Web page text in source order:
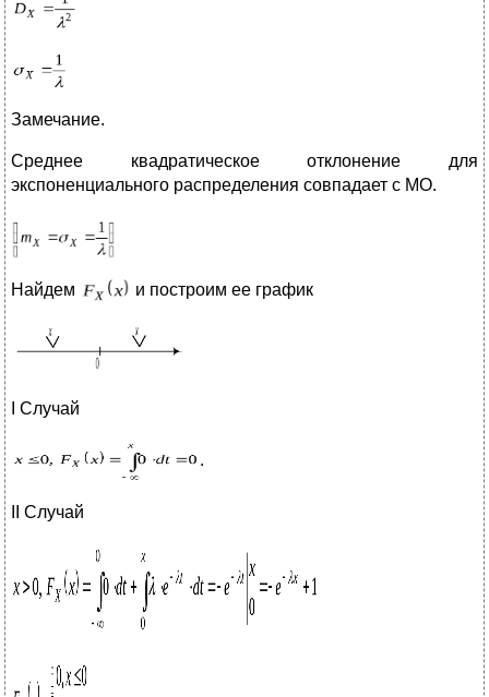
Замечание.
Среднее квадратическое отклонение для
экспоненциального распределения совпадает с МО.
Найдем и построим ее график
I Случай
II Случай